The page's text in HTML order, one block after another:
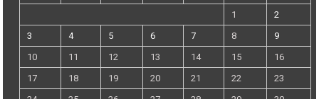
1
2
3
4 5 6 7 8
9
10
11 12 13 14 15
16
17
18 19 20 21 22
23